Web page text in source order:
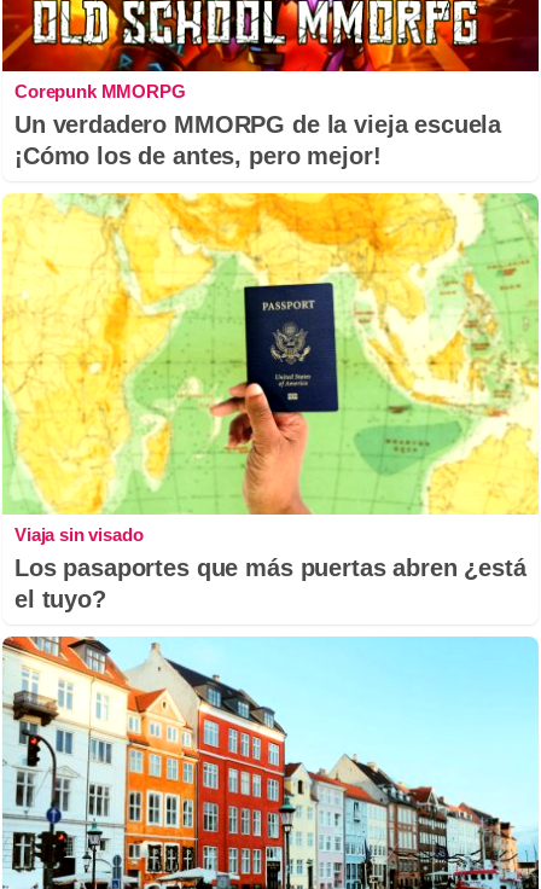
Corepunk MMORPG
Un verdadero MMORPG de la vieja escuela
¡Cómo los de antes, pero mejor!
Viaja sin visado
Los pasaportes que más puertas abren ¿está
el tuyo?